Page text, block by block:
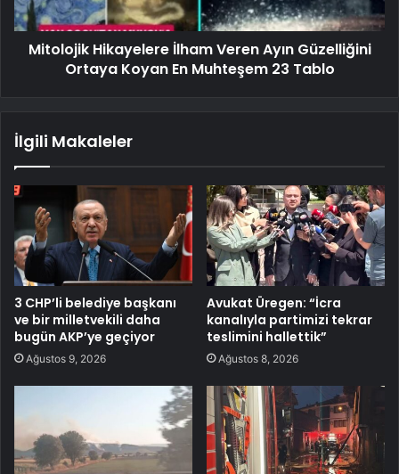
Mitolojik Hikayelere İlham Veren Ayın Güzelliğini
Ortaya Koyan En Muhteşem 23 Tablo
İlgili Makaleler
3 CHP’li belediye başkanı
ve bir milletvekili daha
bugün AKP’ye geçiyor
Ağustos 9, 2026
Avukat Üregen: “İcra
kanalıyla partimizi tekrar
teslimini hallettik”
Ağustos 8, 2026